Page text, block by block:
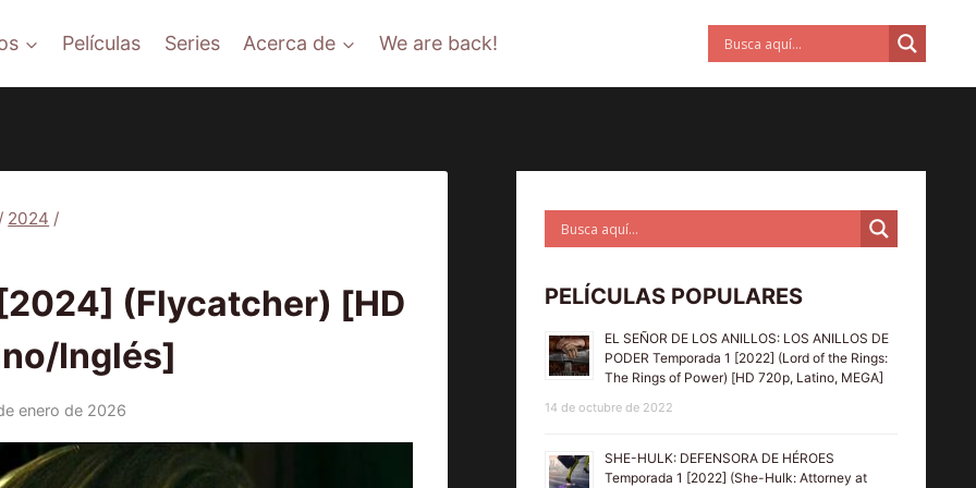
Películas Series Acerca de We are back!
/ 2024 /
[2024] (Flycatcher) [HD
Inglés]
enero de 2026
PELÍCULAS POPULARES
EL SEÑOR DE LOS ANILLOS: LOS ANILLOS DE
PODER Temporada 1 [2022] (Lord of the Rings:
The Rings of Power) [HD 720p, Latino, MEGA]
14 de octubre de 2022
SHE-HULK: DEFENSORA DE HÉROES
Temporada 1 [2022] (She-Hulk: Attorney at